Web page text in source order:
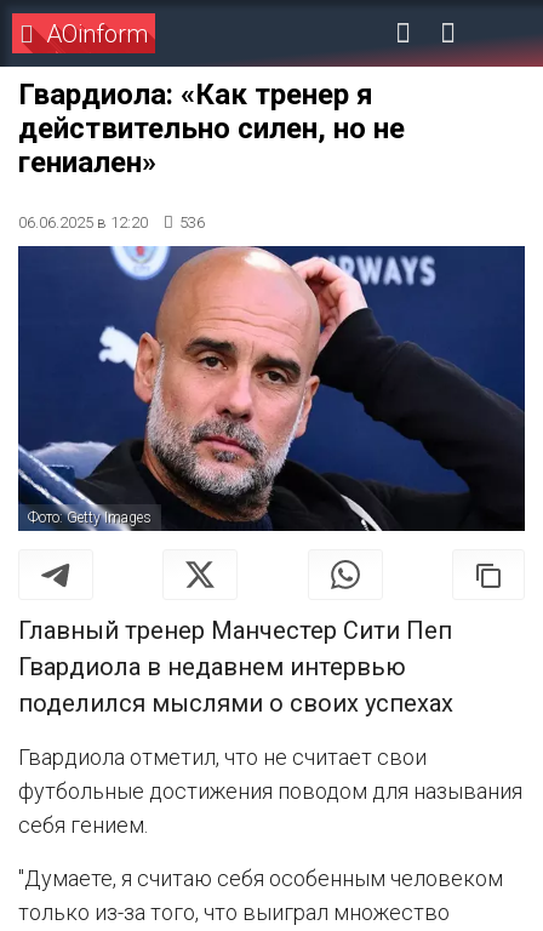
AOinform
Гвардиола: «Как тренер я
действительно силен, но не
гениален»
06.06.2025 в 12:20 536
Фото: Getty Images
Главный тренер Манчестер Сити Пеп
Гвардиола в недавнем интервью
поделился мыслями о своих успехах
Гвардиола отметил, что не считает свои
футбольные достижения поводом для называния
себя гением.
"Думаете, я считаю себя особенным человеком
только из-за того, что выиграл множество